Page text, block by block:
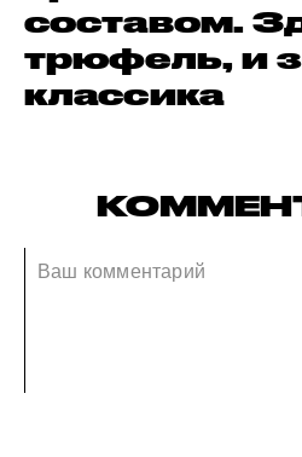
составом.
трюфель, и
классика